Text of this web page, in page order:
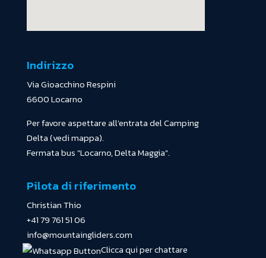
Indirizzo
Via Gioacchino Respini
6600 Locarno
Per favore aspettare all'entrata del Camping
Delta (vedi mappa).
Fermata bus "Locarno, Delta Maggia".
Pilota di riferimento
Christian Thio
+41 79 761 51 06
info@mountaingliders.com
Clicca qui per chattare